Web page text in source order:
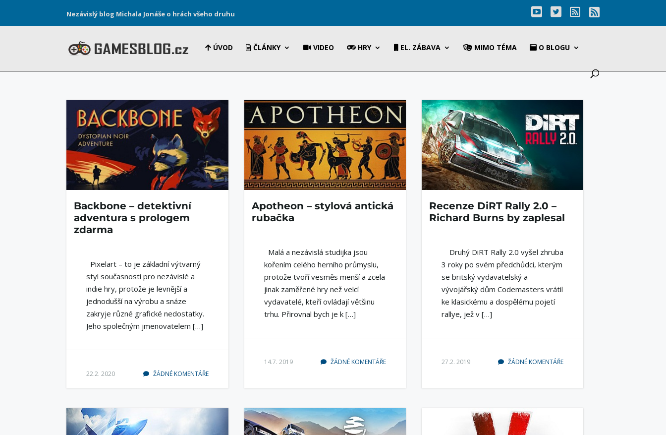
Nezávislý blog Michala Jonáše o hrách všeho druhu
ÚVOD ČLÁNKY VIDEO HRY EL. ZÁBAVA MIMO TÉMA O BLOGU
Backbone – detektivní
adventura s prologem
zdarma
Pixelart – to je základní výtvarný
styl současnosti pro nezávislé a
indie hry, protože je levnější a
jednodušší na výrobu a snáze
zakryje různé grafické nedostatky.
Jeho společným jmenovatelem […]
22.2. 2020 ŽÁDNÉ KOMENTÁŘE
Apotheon – stylová antická
rubačka
Malá a nezávislá studijka jsou
kořením celého herního průmyslu,
protože tvoří vesměs menší a zcela
jinak zaměřené hry než velcí
vydavatelé, kteří ovládají většinu
trhu. Přirovnal bych je k […]
14.7. 2019 ŽÁDNÉ KOMENTÁŘE
Recenze DiRT Rally 2.0 –
Richard Burns by zaplesal
Druhý DiRT Rally 2.0 vyšel zhruba
3 roky po svém předchůdci, kterým
se britský vydavatelský a
vývojářský dům Codemasters vrátil
ke klasickému a dospělému pojetí
rallye, jež v […]
27.2. 2019 ŽÁDNÉ KOMENTÁŘE